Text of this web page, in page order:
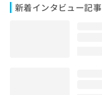
新着インタビュー記事